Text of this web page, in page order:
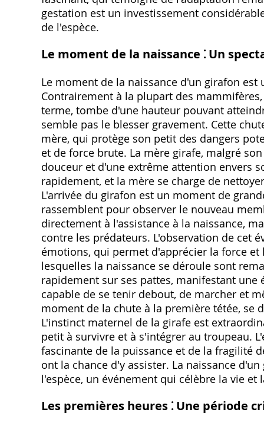
gestation est un investissement
de l'espèce.
Le moment de la naissance ⁚ Un
Le moment de la naissance d'un girafon
Contrairement à la plupart des
terme, tombe d'une hauteur pouvant
semble pas le blesser gravement. Cette
mère, qui protège son petit des dangers
et de force brute. La mère girafe, malgré
douceur et d'une extrême attention envers
rapidement, et la mère se charge de
L'arrivée du girafon est un moment de
rassemblent pour observer le nouveau
directement à l'assistance à la naissance,
contre les prédateurs. L'observation de cet
émotions, qui permet d'apprécier la force
lesquelles la naissance se déroule sont
rapidement sur ses pattes, manifestant
capable de se tenir debout, de marcher et
moment de la chute à la première tétée, se
L'instinct maternel de la girafe est
petit à survivre et à s'intégrer au troupeau.
fascinante de la puissance et de la fragilité
ont la chance d'y assister. La naissance
l'espèce, un événement qui célèbre la vie et
Les premières heures ⁚ Une période